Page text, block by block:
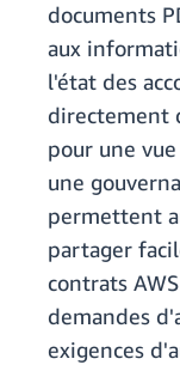
documents
aux
l'état des
directement
pour une
une
permettent
partager
contrats
demandes
exigences